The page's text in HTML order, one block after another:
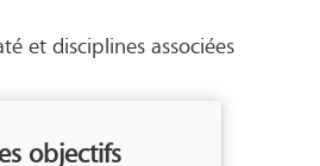
objectifs